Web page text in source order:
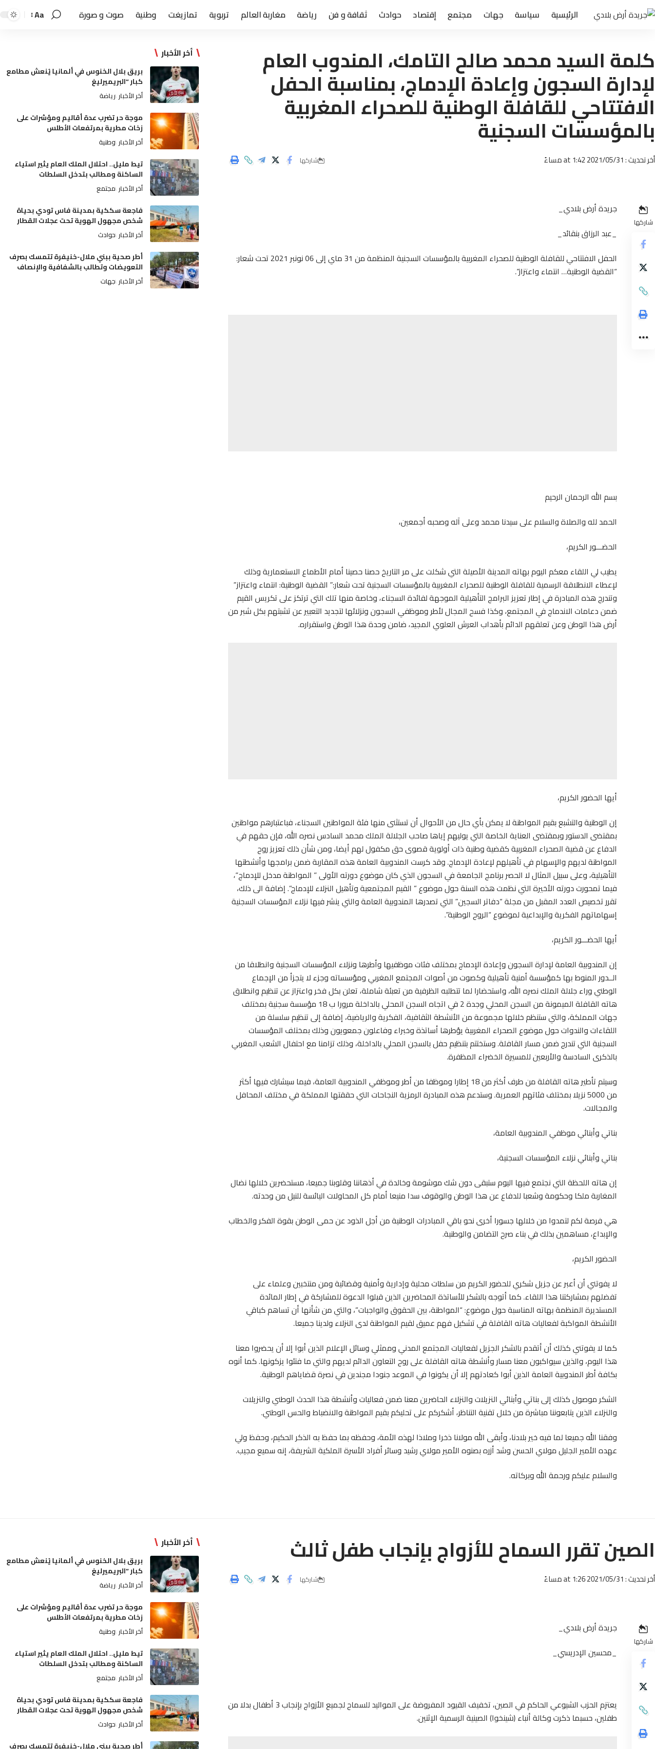
الرئيسية سياسة جهات مجتمع إقتصاد حوادث ثقافة و فن رياضة مغاربة العالم تربوية تمازيغت وطنية صوت و صورة Aa
كلمة السيد محمد صالح التامك، المندوب العام
لإدارة السجون وإعادة الإدماج، بمناسبة الحفل
الافتتاحي للقافلة الوطنية للصحراء المغربية
بالمؤسسات السجنية
أخر تحديث : 2021/05/31 at 1:42 مساءً شاركها
شاركها
جريدة أرض بلادي_
_عبد الرزاق بنقائد_
الحفل الافتتاحي للقافلة الوطنية للصحراء المغربية بالمؤسسات السجنية المنظمة من 31 ماي إلى 06 نونبر 2021 تحت شعار:
“القضية الوطنية… انتماء واعتزاز”.
بسم الله الرحمان الرحيم
الحمد لله والصلاة والسلام على سيدنا محمد وعلى آله وصحبه أجمعين،
الحضـــور الكريم،
يطيب لي اللقاء معكم اليوم بهاته المدينة الأصيلة التي شكلت على مر التاريخ حصنا حصينا أمام الأطماع الاستعمارية وذلك
لإعطاء الانطلاقة الرسمية للقافلة الوطنية للصحراء المغربية بالمؤسسات السجنية تحت شعار:” القضية الوطنية: انتماء واعتزاز”
وتندرج هذه المبادرة في إطار تعزيز البرامج التأهيلية الموجهة لفائدة السجناء، وخاصة منها تلك التي ترتكز على تكريس القيم
ضمن دعامات الاندماج في المجتمع، وكذا فسح المجال لأطر وموظفي السجون ونزلائها لتجديد التعبير عن تشبتهم بكل شبر من
أرض هذا الوطن وعن تعلقهم الدائم بأهداب العرش العلوي المجيد، ضامن وحدة هذا الوطن واستقراره.
أيها الحضور الكريم،
إن الوطنية والتشبع بقيم المواطنة لا يمكن بأي حال من الأحوال أن تستثنى منها فئة المواطنين السجناء، فباعتبارهم مواطنين
بمقتضى الدستور وبمقتضى العناية الخاصة التي يوليهم إياها صاحب الجلالة الملك محمد السادس نصره الله، فإن حقهم في
الدفاع عن قضية الصحراء المغربية كقضية وطنية ذات أولوية قصوى حق مكفول لهم أيضا، ومن شأن ذلك تعزيز روح
المواطنة لديهم والإسهام في تأهيلهم لإعادة الإدماج. وقد كرست المندوبية العامة هذه المقاربة ضمن برامجها وأنشطتها
التأهيلية، وعلى سبيل المثال لا الحصر برنامج الجامعة في السجون الذي كان موضوع دورته الأولى ” المواطنة مدخل للإدماج”،
فيما تمحورت دورته الأخيرة التي نظمت هذه السنة حول موضوع ” القيم المجتمعية وتأهيل النزلاء للإدماج”. إضافة الى ذلك،
تقرر تخصيص العدد المقبل من مجلة “دفاتر السجين” التي تصدرها المندوبية العامة والتي ينشر فيها نزلاء المؤسسات السجنية
إسهاماتهم الفكرية والإبداعية لموضوع “الروح الوطنية”.
أيها الحضـــور الكريم،
إن المندوبية العامة لإدارة السجون وإعادة الإدماج بمختلف فئات موظفيها وأطرها ونزلاء المؤسسات السجنية وانطلاقا من
الــدور المنوط بها كمؤسسة أمنية تأهيلية وكصوت من أصوات المجتمع المغربي ومؤسساته وجزء لا يتجزأ من الإجماع
الوطني وراء جلالة الملك نصره الله، واستحضارا لما تتطلبه الظرفية من تعبئة شاملة، تعلن بكل فخر واعتزاز عن تنظيم وانطلاق
هاته القافلة الميمونة من السجن المحلي وجدة 2 في اتجاه السجن المحلي بالداخلة مرورا ب 18 مؤسسة سجنية بمختلف
جهات المملكة، والتي ستنظم خلالها مجموعة من الأنشطة الثقافية، الفكرية والرياضية، إضافة إلى تنظيم سلسلة من
اللقاءات والندوات حول موضوع الصحراء المغربية يؤطرها أساتذة وخبراء وفاعلون جمعويون وذلك بمختلف المؤسسات
السجنية التي تندرج ضمن مسار القافلة. وستختتم بتنظيم حفل بالسجن المحلي بالداخلة، وذلك تزامنا مع احتفال الشعب المغربي
بالذكرى السادسة والأربعين للمسيرة الخضراء المظفرة.
وسيتم تأطير هاته القافلة من طرف أكثر من 18 إطارا وموظفا من أطر وموظفي المندوبية العامة، فيما سيشارك فيها أكثر
من 5000 نزيلا بمختلف فئاتهم العمرية. وستدعم هذه المبادرة الرمزية النجاحات التي حققتها المملكة في مختلف المحافل
والمجالات.
بناتي وأبنائي موظفي المندوبية العامة،
بناتي وأبنائي نزلاء المؤسسات السجنية،
إن هاته اللحظة التي نجتمع فيها اليوم ستبقى دون شك موشومة وخالدة في أذهاننا وقلوبنا جميعا، مستحضرين خلالها نضال
المغاربة ملكا وحكومة وشعبا للدفاع عن هذا الوطن والوقوف سدا منيعا أمام كل المحاولات اليائسة للنيل من وحدته.
هي فرصة لكم لتمدوا من خلالها جسورا أخرى نحو باقي المبادرات الوطنية من أجل الذود عن حمى الوطن بقوة الفكر والخطاب
والإبداع، مساهمين بذلك في بناء صرح التضامن والوطنية.
الحضور الكريم،
لا يفوتني أن أعبر عن جزيل شكري للحضور الكريم من سلطات محلية وإدارية وأمنية وقضائية ومن منتخبين وعلماء على
تفضلهم بمشاركتنا هذا اللقاء. كما أتوجه بالشكر للأساتذة المحاضرين الذين قبلوا الدعوة للمشاركة في إطار المائدة
المستديرة المنظمة بهاته المناسبة حول موضوع: “المواطنة، بين الحقوق والواجبات”، والتي من شأنها أن تساهم كباقي
الأنشطة المواكبة لفعاليات هاته القافلة في تشكيل فهم عميق لقيم المواطنة لدى النزلاء ولدينا جميعا.
كما لا يفوتني كذلك أن أتقدم بالشكر الجزيل لفعاليات المجتمع المدني وممثلي وسائل الإعلام الذين أبوا إلا أن يحضروا معنا
هذا اليوم، والذين سيواكبون معنا مسار وأنشطة هاته القافلة على روح التعاون الدائم لديهم والتي ما فتئوا يزكونها. كما أنوه
بكافة أطر المندوبية العامة الذين أبوا كعادتهم إلا أن يكونوا في الموعد جنودا مجندين في نصرة قضاياهم الوطنية.
الشكر موصول كذلك إلى بناتي وأبنائي النزيلات والنزلاء الحاضرين معنا ضمن فعاليات وأنشطة هذا الحدث الوطني والنزيلات
والنزلاء الذين يتابعوننا مباشرة من خلال تقنية التناظر، أشكركم على تحليكم بقيم المواطنة والانضباط والحس الوطني.
وفقنا الله جميعا لما فيه خير بلادنا، وأبقى الله مولانا ذخرا وملاذا لهذه الأمة، وحفظه بما حفظ به الذكر الحكيم، وحفظ ولي
عهده الأمير الجليل مولاي الحسن وشد أزره بصنوه الأمير مولاي رشيد وسائر أفراد الأسرة الملكية الشريفة، إنه سميع مجيب.
والسلام عليكم ورحمة الله وبركاته.
أخر الأخبار
بريق بلال الخنوس في ألمانيا يُنعش مطامع
كبار “البريميرليغ
أخر الأخبار رياضة
موجة حر تضرب عدة أقاليم ومؤشرات على
زخات مطرية بمرتفعات الأطلس
أخر الأخبار وطنية
تيط مليل.. احتلال الملك العام يثير استياء
الساكنة ومطالب بتدخل السلطات
أخر الأخبار مجتمع
فاجعة سككية بمدينة فاس تودي بحياة
شخص مجهول الهوية تحت عجلات القطار
أخر الأخبار حوادث
أطر صحية ببني ملال-خنيفرة تتمسك بصرف
التعويضات وتطالب بالشفافية والإنصاف
أخر الأخبار جهات
الصين تقرر السماح للأزواج بإنجاب طفل ثالث
أخر تحديث : 2021/05/31 at 1:26 مساءً شاركها
شاركها
جريدة أرض بلادي_
_محسين الإدريسي_
يعتزم الحزب الشيوعي الحاكم في الصين، تخفيف القيود المفروضة على المواليد للسماح لجميع الأزواج بإنجاب 3 أطفال بدلا من
طفلين، حسبما ذكرت وكالة أنباء (شينخوا) الصينية الرسمية الإثنين.
أخر الأخبار
بريق بلال الخنوس في ألمانيا يُنعش مطامع
كبار “البريميرليغ
أخر الأخبار رياضة
موجة حر تضرب عدة أقاليم ومؤشرات على
زخات مطرية بمرتفعات الأطلس
أخر الأخبار وطنية
تيط مليل.. احتلال الملك العام يثير استياء
الساكنة ومطالب بتدخل السلطات
أخر الأخبار مجتمع
فاجعة سككية بمدينة فاس تودي بحياة
شخص مجهول الهوية تحت عجلات القطار
أخر الأخبار حوادث
أطر صحية ببني ملال-خنيفرة تتمسك بصرف